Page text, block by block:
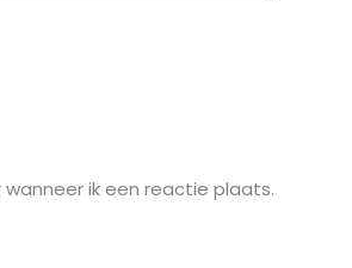
ik een reactie plaats.